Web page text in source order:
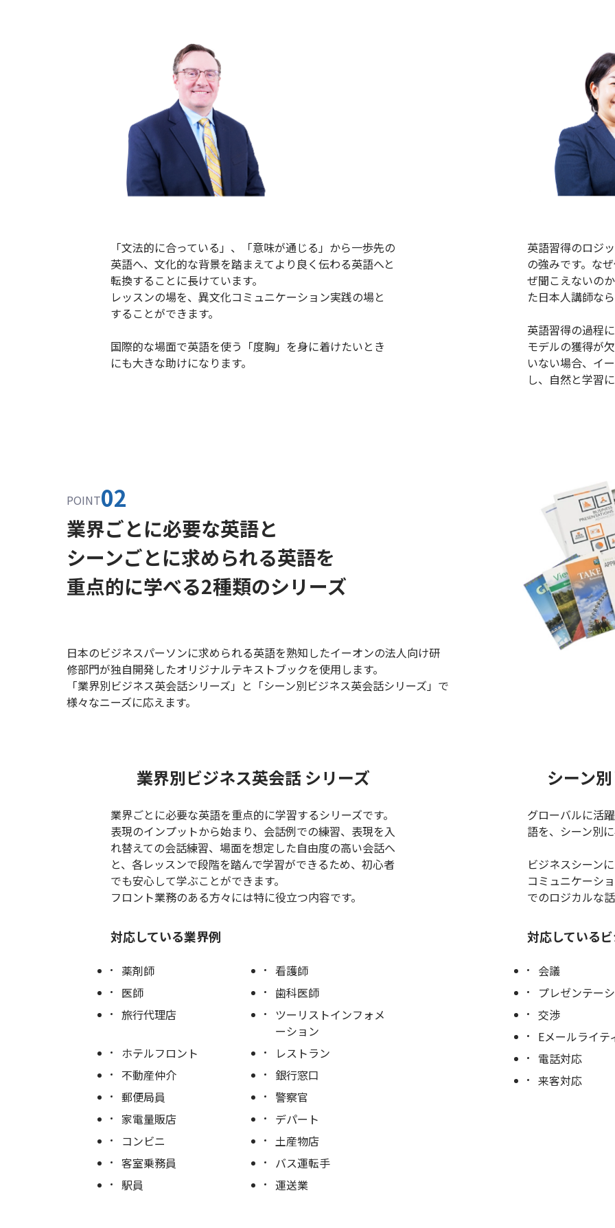
「文法的に合っている」、「意味が通じる」から一歩先の
英語へ、文化的な背景を踏まえてより良く伝わる英語へと
転換することに長けています。
レッスンの場を、異文化コミュニケーション実践の場と
することができます。
国際的な場面で英語を使う「度胸」を身に着けたいとき
にも大きな助けになります。
英語習得のロジ
の強みです。な
ぜ聞こえないの
た日本人講師な
英語習得の過程
モデルの獲得が
いない場合、イ
し、自然と学習
POINT02
業界ごとに必要な英語と
シーンごとに求められる英語を
重点的に学べる2種類のシリーズ
日本のビジネスパーソンに求められる英語を熟知したイーオンの法人向け研
修部門が独自開発したオリジナルテキストブックを使用します。
「業界別ビジネス英会話シリーズ」と「シーン別ビジネス英会話シリーズ」で
様々なニーズに応えます。
業界別ビジネス英会話 シリーズ
業界ごとに必要な英語を重点的に学習するシリーズです。
表現のインプットから始まり、会話例での練習、表現を入
れ替えての会話練習、場面を想定した自由度の高い会話へ
と、各レッスンで段階を踏んで学習ができるため、初心者
でも安心して学ぶことができます。
フロント業務のある方々には特に役立つ内容です。
対応している業界例
薬剤師
看護師
医師
歯科医師
旅行代理店
ツーリストインフォメ
ーション
ホテルフロント
レストラン
不動産仲介
銀行窓口
郵便局員
警察官
家電量販店
デパート
コンビニ
土産物店
客室乗務員
バス運転手
駅員
運送業
シーン
グローバルに活
語を、シーン別
ビジネスシーン
コミュニケーシ
でのロジカルな
対応している
会議
プレゼンテー
交渉
Eメールライテ
電話対応
来客対応